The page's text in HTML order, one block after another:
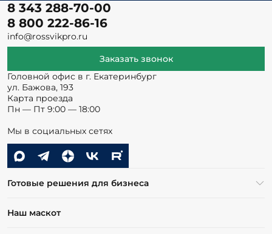
8 343 288-70-00
8 800 222-86-16
info@rossvikpro.ru
Заказать звонок
Головной офис в г. Екатеринбург
ул. Бажова, 193
Карта проезда
Пн — Пт 9:00 — 18:00
Мы в социальных сетях
Готовые решения для бизнеса
Наш маскот